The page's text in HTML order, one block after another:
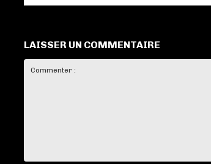
LAISSER UN COMMENTAIRE